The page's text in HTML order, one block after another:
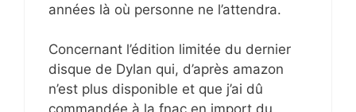
années là où personne ne l’attendra.
Concernant l’édition limitée du dernier
disque de Dylan qui, d’après amazon
n’est plus disponible et que j’ai dû